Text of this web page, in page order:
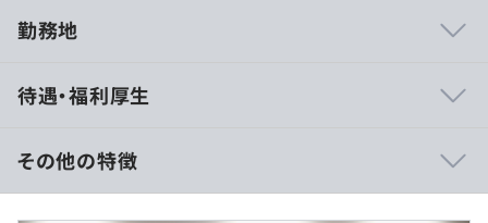
・目的達成型なので、やり方や技術にこだわらず裁量持っ
・オフショアと英語で開発レビューをしているため、英語
力UPを目指せる環境です。
・プロダクトを成長させる経験を積めます。
勤務地
待遇・福利厚生
その他の特徴